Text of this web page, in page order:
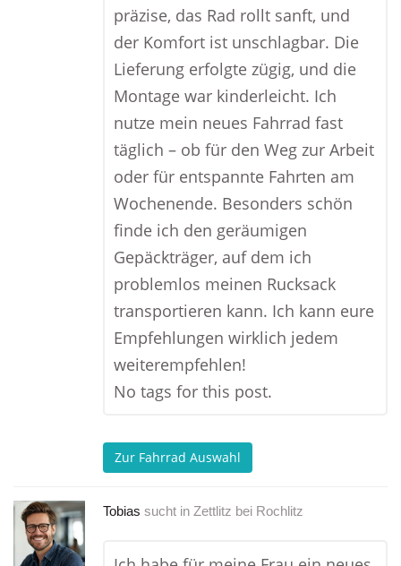
präzise, das Rad rollt sanft, und
der Komfort ist unschlagbar. Die
Lieferung erfolgte zügig, und die
Montage war kinderleicht. Ich
nutze mein neues Fahrrad fast
täglich – ob für den Weg zur Arbeit
oder für entspannte Fahrten am
Wochenende. Besonders schön
finde ich den geräumigen
Gepäckträger, auf dem ich
problemlos meinen Rucksack
transportieren kann. Ich kann eure
Empfehlungen wirklich jedem
weiterempfehlen!
No tags for this post.
Zur Fahrrad Auswahl
Tobias sucht in Zettlitz bei Rochlitz